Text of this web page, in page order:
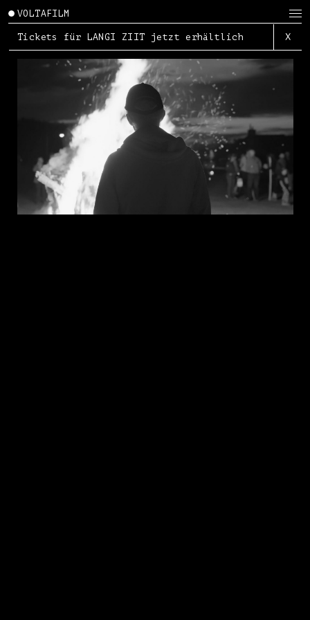
VOLTAFILM
Tickets für LANGI ZIIT jetzt erhältlich